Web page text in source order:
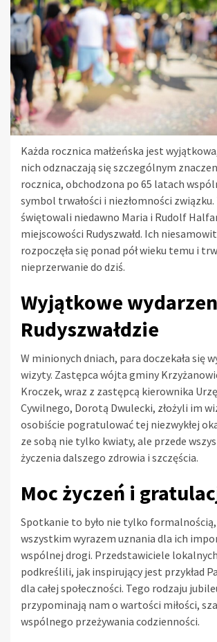
Każda rocznica małżeńska jest
nich odznaczają się szczególnym
rocznica, obchodzona po 65 latach
symbol trwałości i niezłomności
świętowali niedawno Maria i Rudolf
miejscowości Rudyszwałd. Ich
rozpoczęła się ponad pół wieku temu i
nieprzerwanie do dziś.
Wyjątkowe
Rudyszwałdzie
W minionych dniach, para doczekała się
wizyty. Zastępca wójta gminy
Kroczek, wraz z zastępcą kierownika
Cywilnego, Dorotą Dwulecki, złożyli im
osobiście pogratulować tej niezwykłej
ze sobą nie tylko kwiaty, ale przede
życzenia dalszego zdrowia i szczęścia.
Moc życzeń i
Spotkanie to było nie tylko
wszystkim wyrazem uznania dla ich
wspólnej drogi. Przedstawiciele lokalnych
podkreślili, jak inspirujący jest przykład
dla całej społeczności. Tego rodzaju
przypominają nam o wartości miłości,
wspólnego przeżywania codzienności.